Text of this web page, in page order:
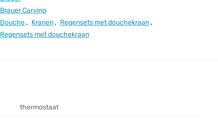
Brauer Carving
Douche , Kranen , Regensets met douchekraan ,
Regensets met douchekraan
thermostaat